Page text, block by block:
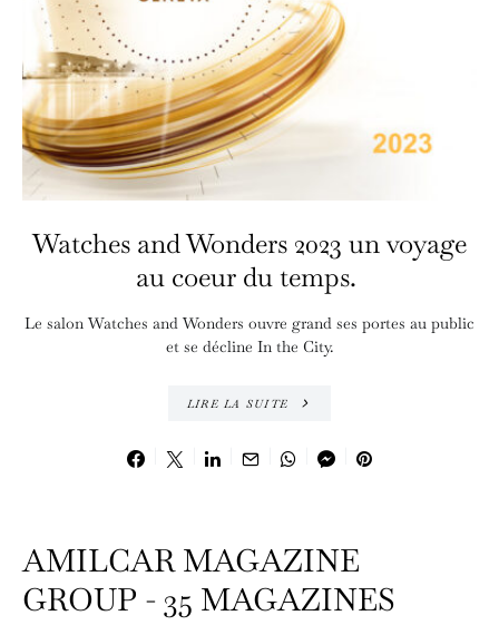
Watches and Wonders 2023 un voyage
au coeur du temps.
Le salon Watches and Wonders ouvre grand ses portes au public
et se décline In the City.
LIRE LA SUITE
AMILCAR MAGAZINE
GROUP - 35 MAGAZINES